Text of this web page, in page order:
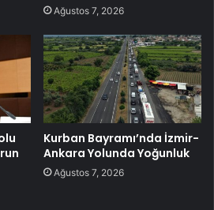
Ağustos 7, 2026
Kurban Bayramı’nda İzmir-
Ankara Yolunda Yoğunluk
Ağustos 7, 2026